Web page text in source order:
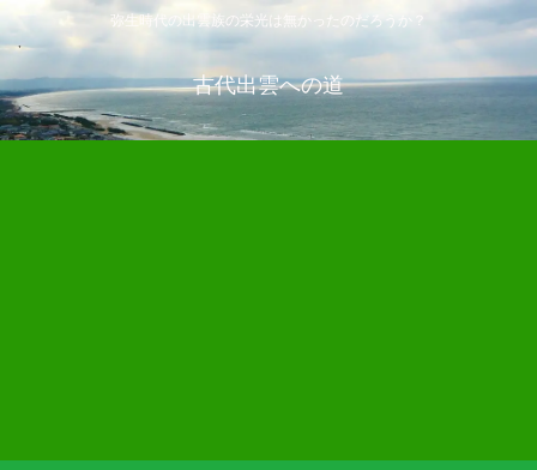
弥生時代の出雲族の栄光は無かったのだろうか？
古代出雲への道